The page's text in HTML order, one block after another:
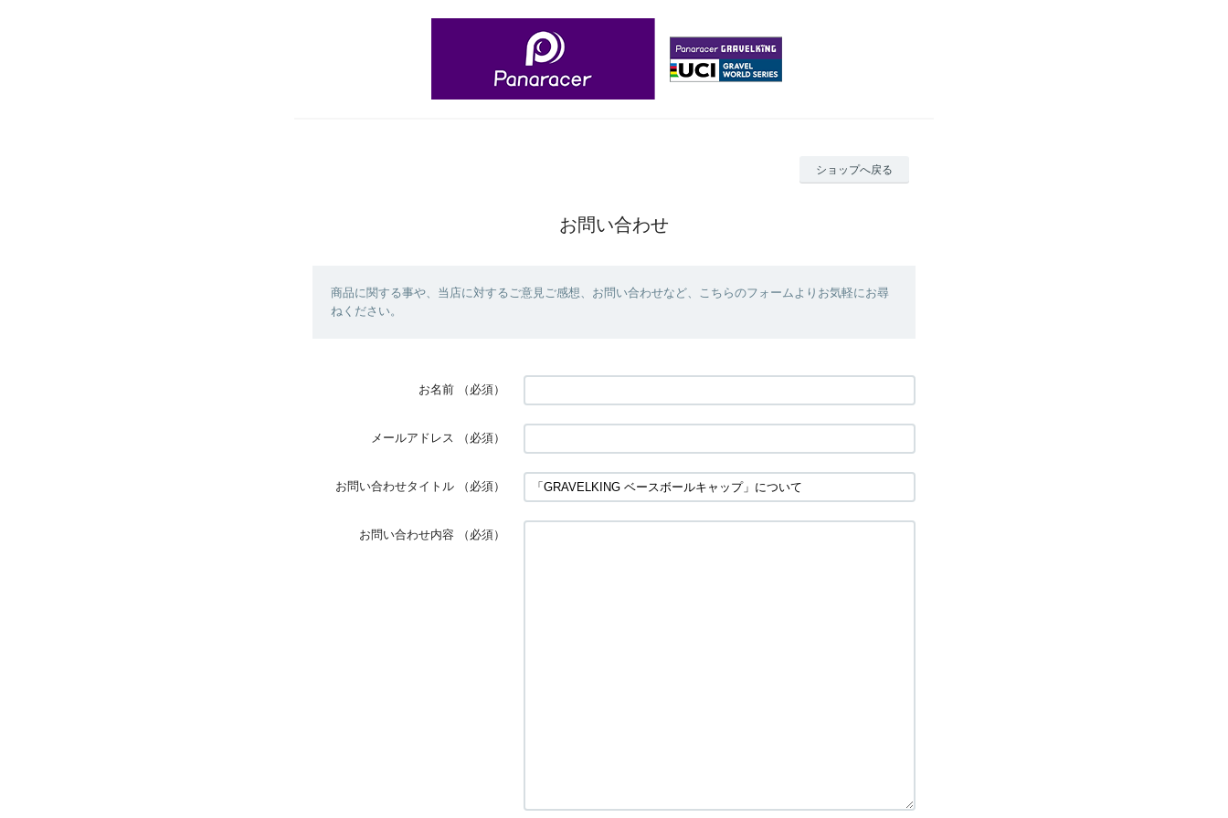
ショップへ戻る
お問い合わせ
商品に関する事や、当店に対するご意見ご感想、お問い合わせなど、こちらのフォームよりお気軽にお尋
ねください。
お名前 （必須）
メールアドレス （必須）
お問い合わせタイトル （必須）
お問い合わせ内容 （必須）